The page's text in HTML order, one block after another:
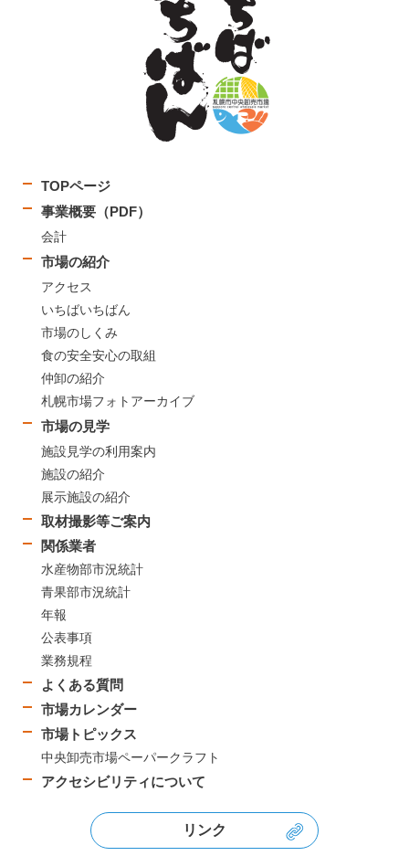
TOPページ
事業概要（PDF）
会計
市場の紹介
アクセス
いちばいちばん
市場のしくみ
食の安全安心の取組
仲卸の紹介
札幌市場フォトアーカイブ
市場の見学
施設見学の利用案内
施設の紹介
展示施設の紹介
取材撮影等ご案内
関係業者
水産物部市況統計
青果部市況統計
年報
公表事項
業務規程
よくある質問
市場カレンダー
市場トピックス
中央卸売市場ペーパークラフト
アクセシビリティについて
リンク